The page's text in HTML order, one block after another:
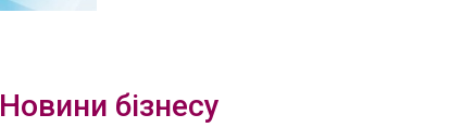
Новини бізнесу